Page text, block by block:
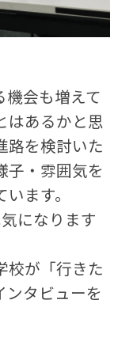
会も増えて
はあるかと思
路を検討いた
子・雰囲気を
ます。
になります
校が「行きた
ンタビューを